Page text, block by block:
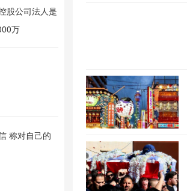
股公司法人是
万
称对自己的